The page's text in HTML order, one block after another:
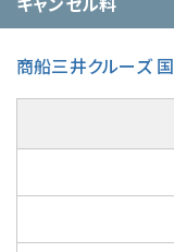
商船三井クルーズ